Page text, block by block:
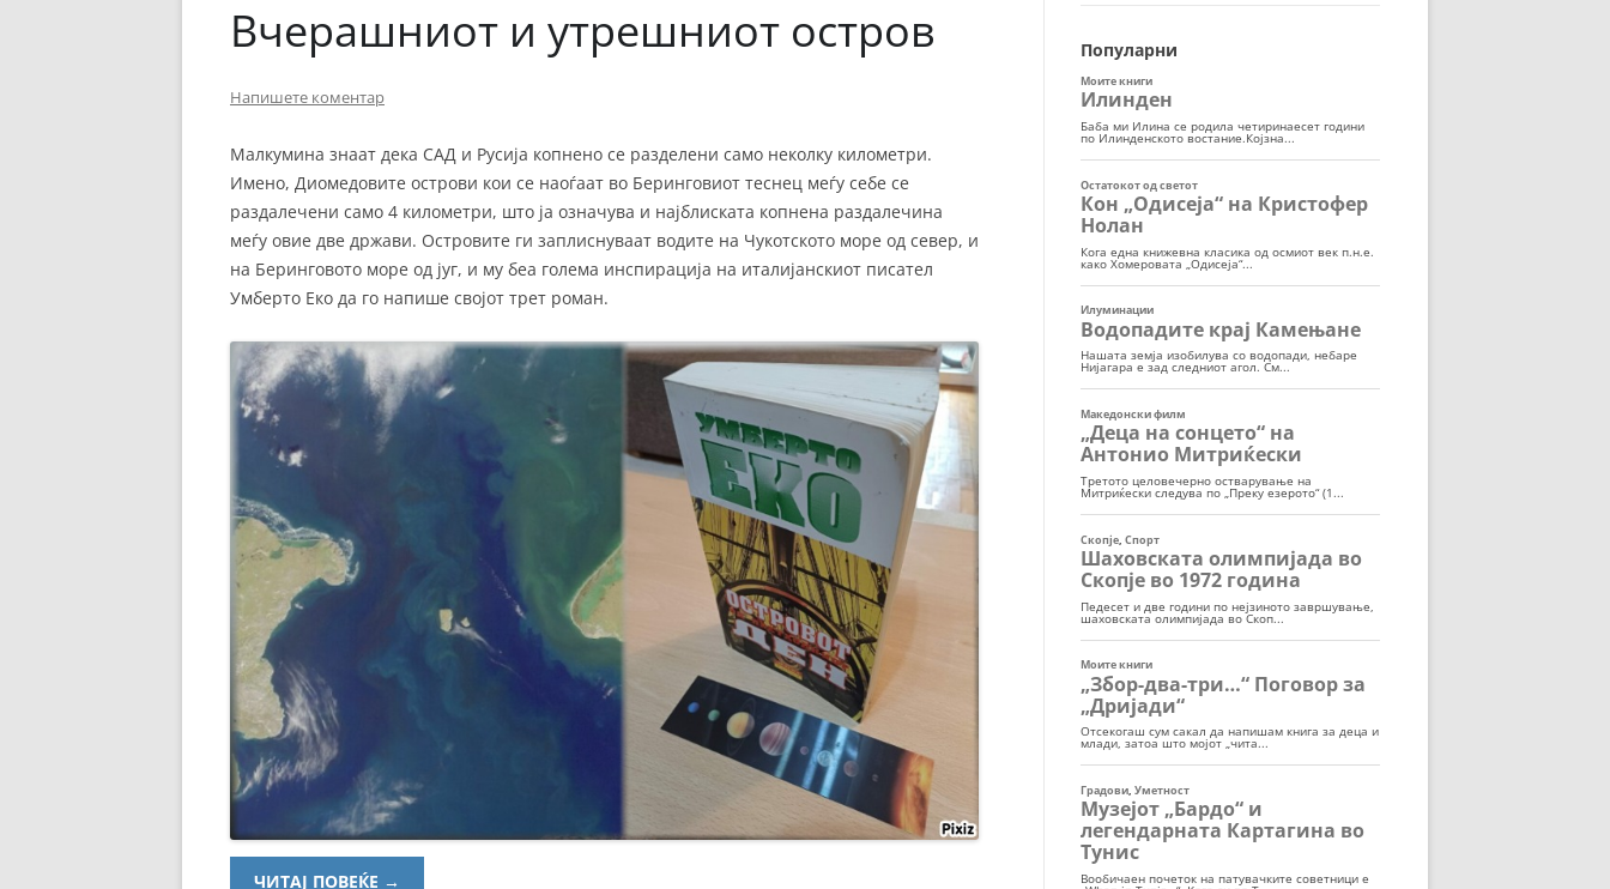
ЖАНРОВИ
ФИЛМОПОЛИС
Вчерашниот и утрешниот остров
Напишете коментар
Малкумина знаат дека САД и Русија копнено се разделени само неколку километри.
Имено, Диомедовите острови кои се наоѓаат во Беринговиот теснец меѓу себе се
раздалечени само 4 километри, што ја означува и најблиската копнена раздалечина
меѓу овие две држави. Островите ги заплиснуваат водите на Чукотското море од север, и
на Беринговото море од југ, и му беа голема инспирација на италијанскиот писател
Умберто Еко да го напише својот трет роман.
ЧИТАЈ ПОВЕЌЕ →
Популарни